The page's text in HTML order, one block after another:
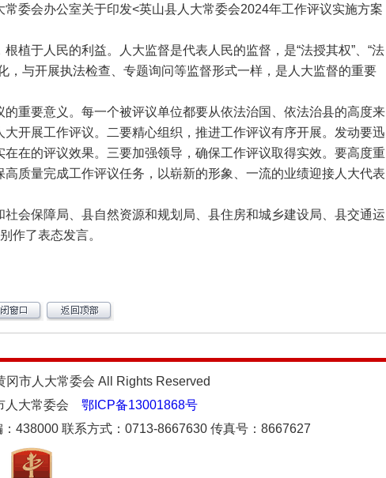
会办公室关于印发<英山县人大常委会2024年工作评议实施方案
于人民的利益。人大监督是代表人民的监督，是“法授其权”、“法
，与开展执法检查、专题询问等监督形式一样，是人大监督的重要
要意义。每一个被评议单位都要从依法治国、依法治县的高度来
开展工作评议。二要精心组织，推进工作评议有序开展。发动要迅
在的评议效果。三要加强领导，确保工作评议取得实效。要高度重
质量完成工作评议任务，以崭新的形象、一流的业绩迎接人大代表
保障局、县自然资源和规划局、县住房和城乡建设局、县交通运
作了表态发言。
市人大常委会 All Rights Reserved
人大常委会 鄂ICP备13001868号
438000 联系方式：0713-8667630 传真号：8667627